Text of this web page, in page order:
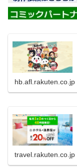
hb.afl.rakuten.co.jp
travel.rakuten.co.jp